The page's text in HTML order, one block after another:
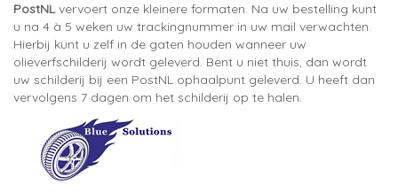
PostNLvervoert onze kleinere formaten. Na uw bestelling kunt
u na 4 à 5 weken uw trackingnummer in uw mail verwachten.
Hierbij kunt u zelf in de gaten houden wanneer uw
olieverfschilderij wordt geleverd. Bent u niet thuis, dan wordt
uw schilderij bij een PostNL ophaalpunt geleverd. U heeft dan
vervolgens 7 dagen om het schilderij op te halen.